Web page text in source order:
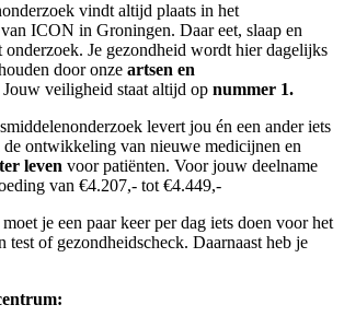
vindt altijd plaats in het
ICON in Groningen. Daar eet, slaap en
Je gezondheid wordt hier dagelijks
door onze artsen en
Jouw veiligheid staat altijd op nummer 1.
levert jou én een ander iets
de ontwikkeling van nieuwe medicijnen en
leven voor patiënten. Voor jouw deelname
van €4.207,- tot €4.449,-
moet je een paar keer per dag iets doen voor het
test of gezondheidscheck. Daarnaast heb je